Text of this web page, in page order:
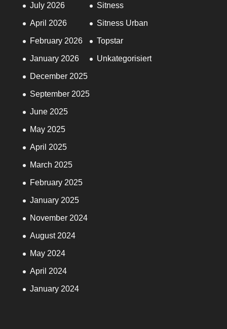
July 2026
April 2026
February 2026
January 2026
December 2025
September 2025
June 2025
May 2025
April 2025
March 2025
February 2025
January 2025
November 2024
August 2024
May 2024
April 2024
January 2024
Sitness
Sitness Urban
Topstar
Unkategorisiert